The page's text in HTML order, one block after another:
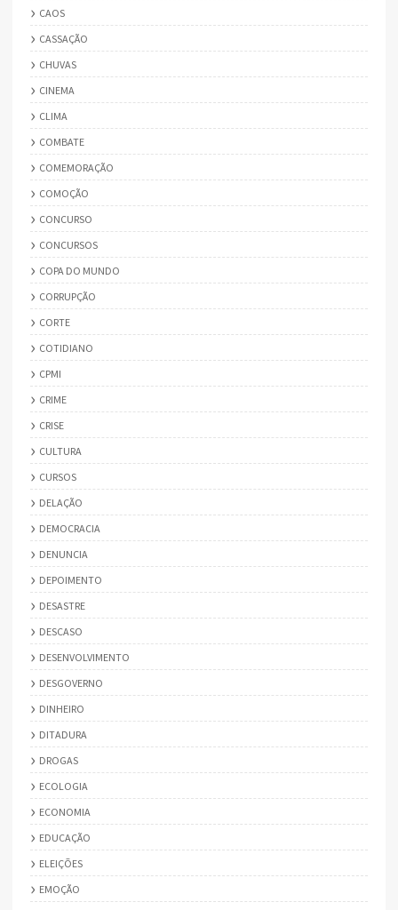
CAOS
CASSAÇÃO
CHUVAS
CINEMA
CLIMA
COMBATE
COMEMORAÇÃO
COMOÇÃO
CONCURSO
CONCURSOS
COPA DO MUNDO
CORRUPÇÃO
CORTE
COTIDIANO
CPMI
CRIME
CRISE
CULTURA
CURSOS
DELAÇÃO
DEMOCRACIA
DENUNCIA
DEPOIMENTO
DESASTRE
DESCASO
DESENVOLVIMENTO
DESGOVERNO
DINHEIRO
DITADURA
DROGAS
ECOLOGIA
ECONOMIA
EDUCAÇÃO
ELEIÇÕES
EMOÇÃO